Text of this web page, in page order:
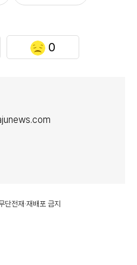
0
전재·재배포 금지